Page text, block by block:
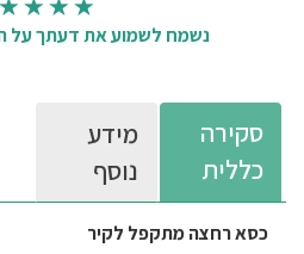
נשמח לשמוע את דעתך על
סקירה
כללית
מידע
נוסף
כסא רחצה מתקפל לקיר